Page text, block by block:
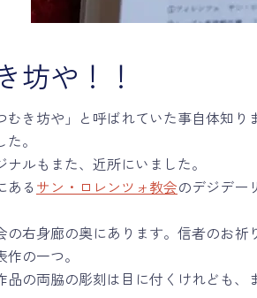
坊や！！
むき坊や」と呼ばれていた事自体知
。
ナルもまた、近所にいました。
ある サン・ロレンツォ教会のデジデー
の右身廊の奥にあります。信者のお
の一つ。
品の両脇の彫刻は目に付くけれども、